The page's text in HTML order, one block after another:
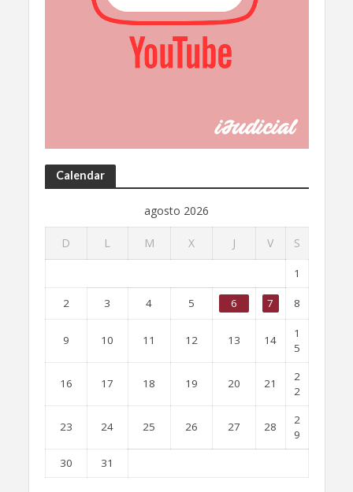
Calendar
agosto 2026
D L M X J V S
1
2 3 4 5 6 7 8
9 10 11 12 13 14
1
5
16 17 18 19 20 21
2
2
23 24 25 26 27 28
2
9
30
31